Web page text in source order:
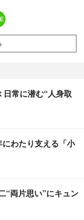
日常に潜む“人身取
わたり支える「小
“両片思い”にキュン